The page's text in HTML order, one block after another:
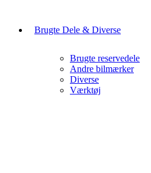
Brugte Dele & Diverse
Brugte reservedele
Andre bilmærker
Diverse
Værktøj